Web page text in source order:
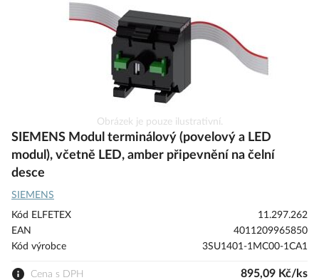
na
začátek
s
obrázky
Obrázek je pouze ilustrativní.
SIEMENS Modul terminálový (povelový a LED
modul), včetně LED, amber připevnění na čelní
desce
SIEMENS
Kód ELFETEX
11.297.262
EAN
4011209965850
Kód výrobce
3SU1401-1MC00-1CA1
Cena s DPH 895,09 Kč/ks